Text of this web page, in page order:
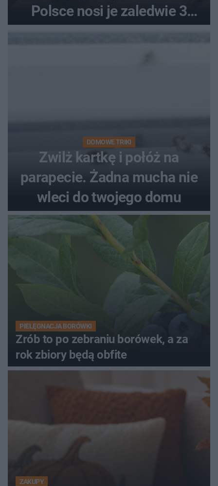
Polsce nosi je zaledwie 3
kobiety
DOMOWE TRIKI
Zwilż kartkę i połóż na
parapecie. Żadna mucha nie
wleci do twojego domu
PIELĘGNACJA BORÓWKI
Zrób to po zebraniu borówek, a za
rok zbiory będą obfite
ZAKUPY